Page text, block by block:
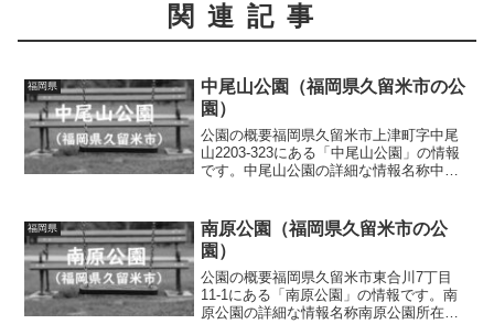
関連記事
福岡県
中尾山公園（福岡県久留米市の公
園）
公園の概要福岡県久留米市上津町字中尾
山2203-323にある「中尾山公園」の情報
です。中尾山公園の詳細な情報名称中尾
施設・遊具滑り台、ブランコ、シーソ
ー、鉄棒、...
福岡県
南原公園（福岡県久留米市の公
園）
公園の概要福岡県久留米市東合川7丁目
11-1にある「南原公園」の情報です。南
原公園の詳細な情報名称南原公園所在地